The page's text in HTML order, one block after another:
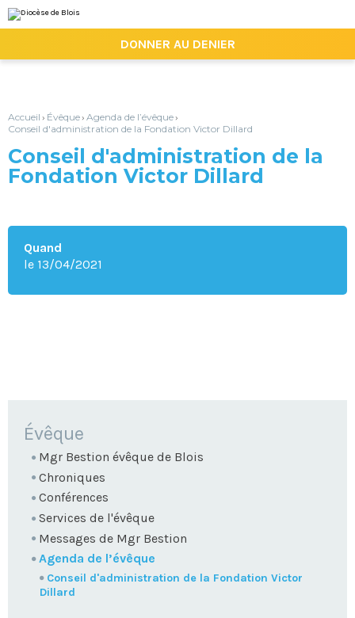
au
contenu.
la
personnels
DONNER AU DENIER
Accueil › Évêque› Agenda de l’évêque›
Conseil d'administration de la Fondation Victor Dillard
Conseil d'administration de la
Fondation Victor Dillard
Quand
le 13/04/2021
NAVIGATION
Évêque
Mgr Bestion évêque de Blois
Chroniques
Conférences
Services de l'évêque
Messages de Mgr Bestion
Agenda de l’évêque
Conseil d'administration de la Fondation Victor
Dillard